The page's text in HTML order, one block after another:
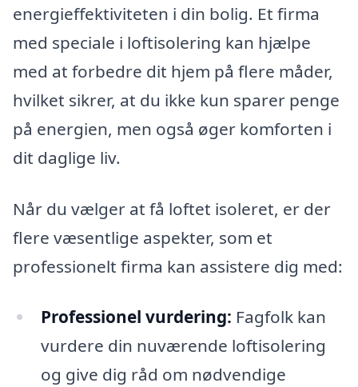
energieffektiviteten i din bolig. Et firma
med speciale i loftisolering kan hjælpe
med at forbedre dit hjem på flere måder,
hvilket sikrer, at du ikke kun sparer penge
på energien, men også øger komforten i
dit daglige liv.
Når du vælger at få loftet isoleret, er der
flere væsentlige aspekter, som et
professionelt firma kan assistere dig med:
Professionel vurdering: Fagfolk kan
vurdere din nuværende loftisolering
og give dig råd om nødvendige